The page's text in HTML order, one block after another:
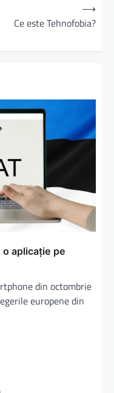
Ce este Tehnofobia?
⟶
aplicaţie pe
din octombrie
europene din